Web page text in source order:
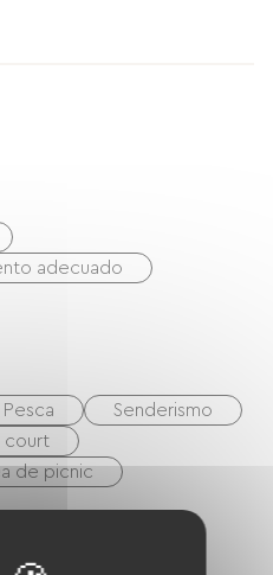
adecuado
Pesca
Senderismo
court
de picnic